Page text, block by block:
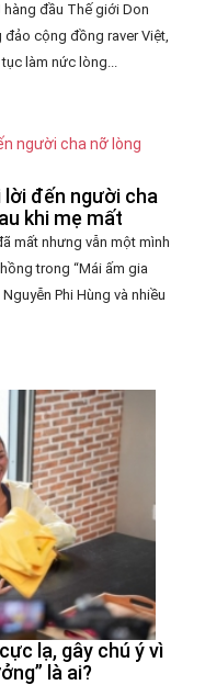
đầu Thế giới Don
cộng đồng raver Việt,
làm nức lòng...
lời đến người cha
khi mẹ mất
mất nhưng vẫn một mình
trong “Mái ấm gia
Phi Hùng và nhiều
lạ, gây chú ý vì
là ai?